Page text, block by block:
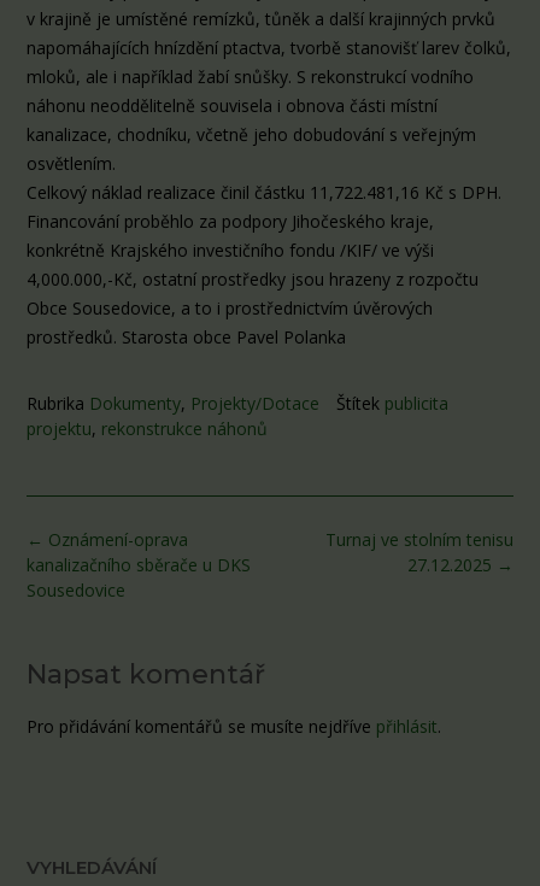
v krajině je umístěné remízků, tůněk a další krajinných prvků
napomáhajících hnízdění ptactva, tvorbě stanovišť larev čolků,
mloků, ale i například žabí snůšky. S rekonstrukcí vodního
náhonu neoddělitelně souvisela i obnova části místní
kanalizace, chodníku, včetně jeho dobudování s veřejným
osvětlením.
Celkový náklad realizace činil částku 11,722.481,16 Kč s DPH.
Financování proběhlo za podpory Jihočeského kraje,
konkrétně Krajského investičního fondu /KIF/ ve výši
4,000.000,-Kč, ostatní prostředky jsou hrazeny z rozpočtu
Obce Sousedovice, a to i prostřednictvím úvěrových
prostředků. Starosta obce Pavel Polanka
Rubrika Dokumenty, Projekty/Dotace Štítek publicita
projektu, rekonstrukce náhonů
Post
navigation
Turnaj ve stolním tenisu
27.12.2025 →
← Oznámení-oprava
kanalizačního sběrače u DKS
Sousedovice
Napsat komentář
Pro přidávání komentářů se musíte nejdříve přihlásit.
VYHLEDÁVÁNÍ